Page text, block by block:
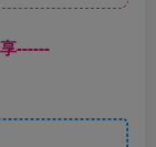
------